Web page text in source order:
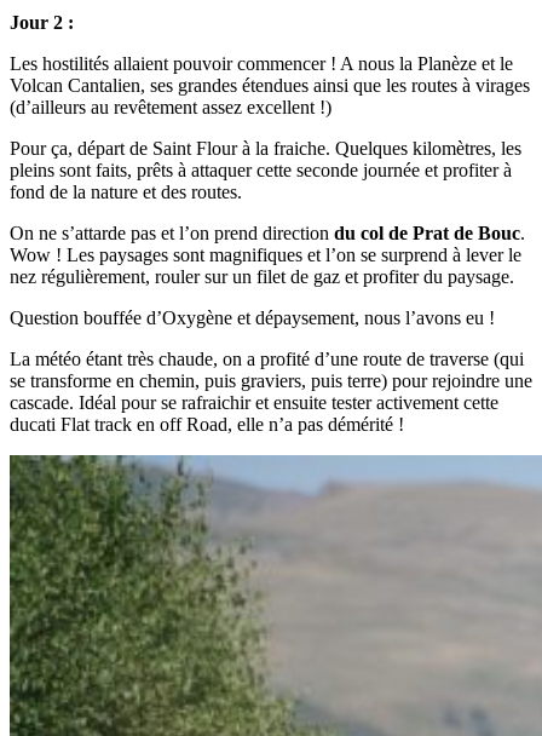
Jour 2 :
Les hostilités allaient pouvoir commencer ! A nous la Planèze et le
Volcan Cantalien, ses grandes étendues ainsi que les routes à virages
(d’ailleurs au revêtement assez excellent !)
Pour ça, départ de Saint Flour à la fraiche. Quelques kilomètres, les
pleins sont faits, prêts à attaquer cette seconde journée et profiter à
fond de la nature et des routes.
On ne s’attarde pas et l’on prend direction du col de Prat de Bouc.
Wow ! Les paysages sont magnifiques et l’on se surprend à lever le
nez régulièrement, rouler sur un filet de gaz et profiter du paysage.
Question bouffée d’Oxygène et dépaysement, nous l’avons eu !
La météo étant très chaude, on a profité d’une route de traverse (qui
se transforme en chemin, puis graviers, puis terre) pour rejoindre une
cascade. Idéal pour se rafraichir et ensuite tester activement cette
ducati Flat track en off Road, elle n’a pas démérité !